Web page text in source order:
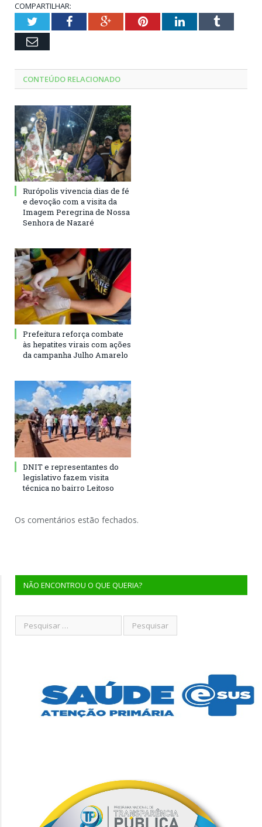
COMPARTILHAR:
TwitterFacebookGoogle+PinterestLinkedInTumblr
Email
CONTEÚDO RELACIONADO
Rurópolis vivencia dias de fé
e devoção com a visita da
Imagem Peregrina de Nossa
Senhora de Nazaré
Prefeitura reforça combate
às hepatites virais com ações
da campanha Julho Amarelo
DNIT e representantes do
legislativo fazem visita
técnica no bairro Leitoso
Os comentários estão fechados.
NÃO ENCONTROU O QUE QUERIA?